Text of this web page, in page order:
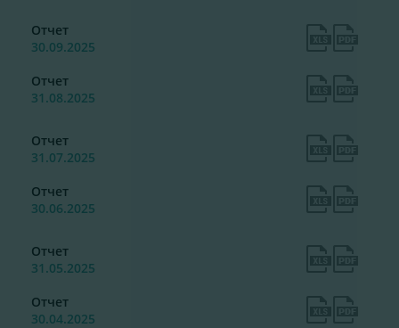
Отчет
30.09.2025
Отчет
31.08.2025
Отчет
31.07.2025
Отчет
30.06.2025
Отчет
31.05.2025
Отчет
30.04.2025